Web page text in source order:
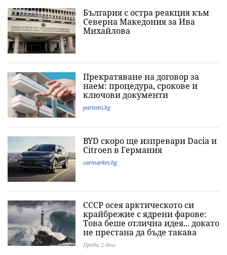
България с остра реакция към
Северна Македония за Ива
Михайлова
Прекратяване на договор за
наем: процедура, срокове и
ключови документи
pariteni.bg
BYD скоро ще изпревари Dacia и
Citroеn в Германия
carmarket.bg
СССР осея арктическото си
крайбрежие с ядрени фарове:
Това беше отлична идея... докато
не престана да бъде такава
Преди 2 дни